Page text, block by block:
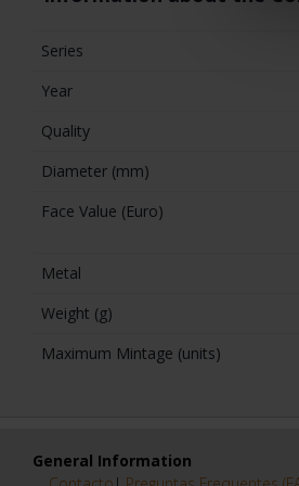
Series
Year
Quality
Diameter (mm)
Face Value (Euro)
Metal
Weight (g)
Maximum Mintage (units)
General Information